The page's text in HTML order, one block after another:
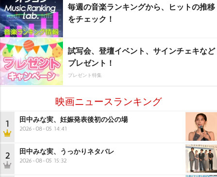
毎週の音楽ランキングから、ヒットの推移
をチェック！
試写会、登壇イベント、サインチェキなど
プレゼント！
プレゼント特集
映画ニュースランキング
1 田中みな実、妊娠発表後初の公の場
2026-08-05 14:41
2 田中みな実、うっかりネタバレ
2026-08-05 15:32